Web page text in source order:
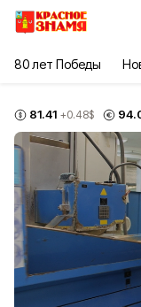
80 лет Победы
81.41 +0.48$